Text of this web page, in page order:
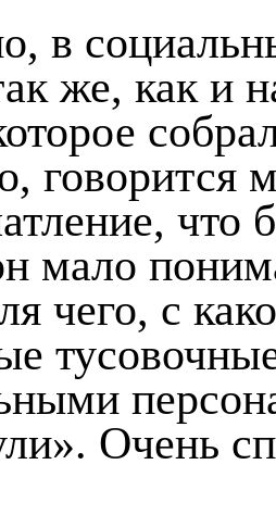
в
же, как и
говорится
мало
чего, с
Очень